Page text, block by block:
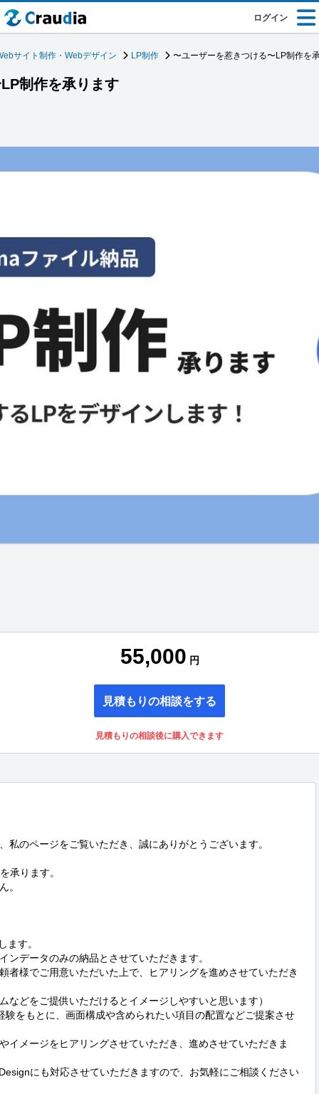
ログイン
サイト制作・Webデザイン LP制作 〜ユーザーを惹きつける〜LP制作を
制作を承ります
55,000 円
見積もりの相談をする
見積もりの相談後に購入できます
私のページをご覧いただき、誠にありがとうございます。
承ります。
。
ます。
ンデータのみの納品とさせていただきます。
者様でご用意いただいた上で、ヒアリングを進めさせていただき
どをご提供いただけるとイメージしやすいと思います）
験をもとに、画面構成や含められたい項目の配置などご提案させ
イメージをヒアリングさせていただき、進めさせていただきま
にも対応させていただきますので、お気軽にご相談ください